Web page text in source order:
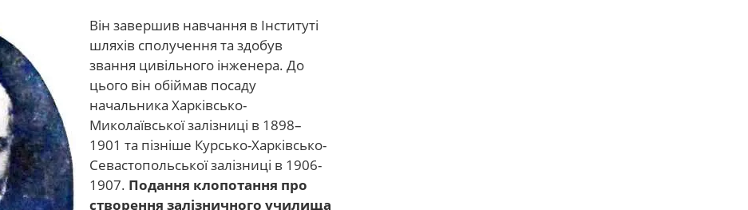
Він завершив навчання в Інституті
шляхів сполучення та здобув
звання цивільного інженера. До
цього він обіймав посаду
начальника Харківсько-
Миколаївської залізниці в 1898–
1901 та пізніше Курсько-Харківсько-
Севастопольської залізниці в 1906-
1907. Подання клопотання про
створення залізничного училища